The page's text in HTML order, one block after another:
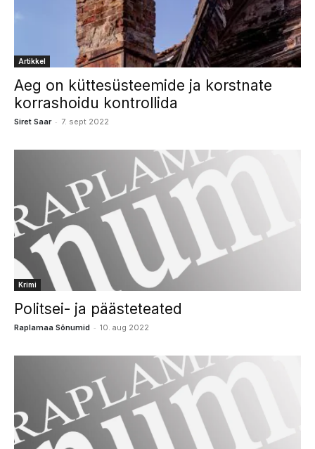
Artikkel
Aeg on küttesüsteemide ja korstnate
korrashoidu kontrollida
Siret Saar - 7. sept 2022
Krimi
Politsei- ja päästeteated
Raplamaa Sõnumid - 10. aug 2022